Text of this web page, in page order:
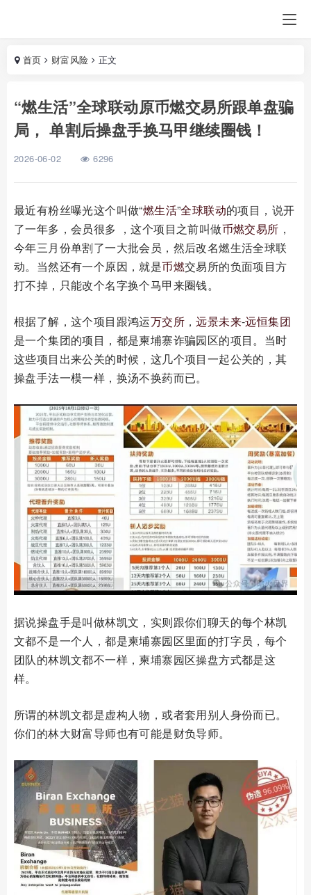
首页 财富风险 正文
“燃生活”全球联动原币燃交易所跟单盘骗
局， 单割后操盘手换马甲继续圈钱！
2026-06-02 6296
最近有粉丝曝光这个叫做“燃生活”全球联动的项目，说开
了一年多，会员很多 ，这个项目之前叫做币燃交易所 ，
今年三月份单割了一大批会员，然后改名燃生活全球联
动。当然还有一个原因，就是币燃交易所的负面项目方
打不掉，只能改个名字换个马甲来圈钱。
根据了解，这个项目跟鸿运万交所 ，远景未来-远恒集团
是一个集团的项目，都是柬埔寨诈骗园区的项目。当时
这些项目出来公关的时候，这几个项目一起公关的，其
操盘手法一模一样，换汤不换药而已。
据说操盘手是叫做林凯文，实则跟你们聊天的每个林凯
文都不是一个人，都是柬埔寨园区里面的打字员，每个
团队的林凯文都不一样，柬埔寨园区操盘方式都是这
样。
所谓的林凯文都是虚构人物，或者套用别人身份而已。
你们的林大财富导师也有可能是财负导师。